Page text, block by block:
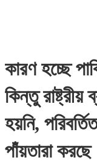
কারণ হচ্ছে
কিন্তু রাষ্ট্রীয়
হয়নি,
পাঁয়তারা